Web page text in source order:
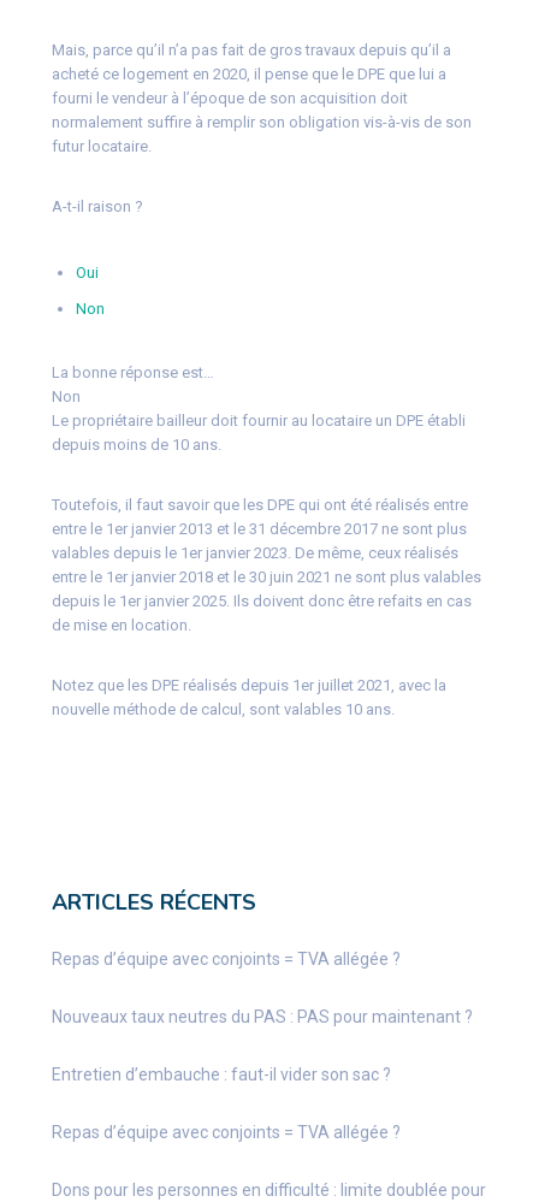
Mais, parce qu’il n’a pas fait de gros travaux depuis qu’il a
acheté ce logement en 2020, il pense que le DPE que lui a
fourni le vendeur à l’époque de son acquisition doit
normalement suffire à remplir son obligation vis-à-vis de son
futur locataire.
A-t-il raison ?
Oui
Non
La bonne réponse est…
Non
Le propriétaire bailleur doit fournir au locataire un DPE établi
depuis moins de 10 ans.
Toutefois, il faut savoir que les DPE qui ont été réalisés entre
entre le 1er janvier 2013 et le 31 décembre 2017 ne sont plus
valables depuis le 1er janvier 2023. De même, ceux réalisés
entre le 1er janvier 2018 et le 30 juin 2021 ne sont plus valables
depuis le 1er janvier 2025. Ils doivent donc être refaits en cas
de mise en location.
Notez que les DPE réalisés depuis 1er juillet 2021, avec la
nouvelle méthode de calcul, sont valables 10 ans.
ARTICLES RÉCENTS
Repas d’équipe avec conjoints = TVA allégée ?
Nouveaux taux neutres du PAS : PAS pour maintenant ?
Entretien d’embauche : faut-il vider son sac ?
Repas d’équipe avec conjoints = TVA allégée ?
Dons pour les personnes en difficulté : limite doublée pour